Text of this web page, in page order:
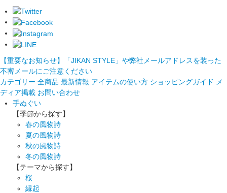
【重要なお知らせ】「JIKAN STYLE」や弊社メールアドレスを装った
不審メールにご注意ください
カテゴリー 全商品 最新情報 アイテムの使い方 ショッピングガイド
メ
ディア掲載 お問い合わせ
手ぬぐい
【季節から探す】
春の風物詩
夏の風物詩
秋の風物詩
冬の風物詩
【テーマから探す】
桜
縁起